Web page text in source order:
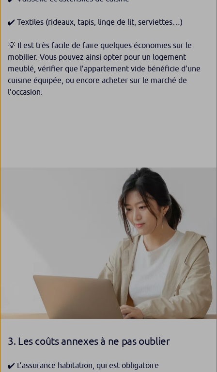
✔️ Textiles (rideaux, tapis, linge de lit, serviettes…)
💡 Il est très facile de faire quelques économies sur le
mobilier. Vous pouvez ainsi opter pour un logement
meublé, vérifier que l’appartement vide bénéficie d’une
cuisine équipée, ou encore acheter sur le marché de
l’occasion.
3. Les coûts annexes à ne pas oublier
✔️ L’assurance habitation, qui est obligatoire